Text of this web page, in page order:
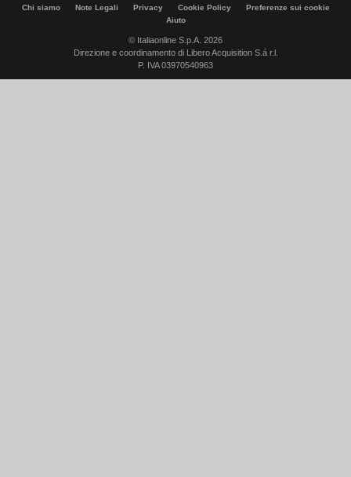
Chi siamo Note Legali Privacy Cookie Policy
Preferenze sui cookie
Aiuto
© Italiaonline S.p.A. 2026
Direzione e coordinamento di Libero Acquisition S.á r.l.
P. IVA 03970540963